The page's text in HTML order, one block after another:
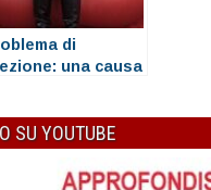
di
una causa
SU YOUTUBE